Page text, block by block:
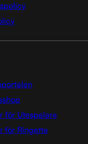
för Utespelare
för Ringette